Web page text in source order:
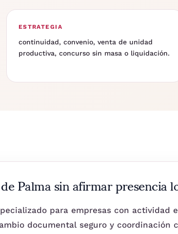
ESTRATEGIA
continuidad, convenio, venta de unidad
productiva, concurso sin masa o liquidación.
Palma sin afirmar presencia
para empresas con actividad
documental seguro y coordinación